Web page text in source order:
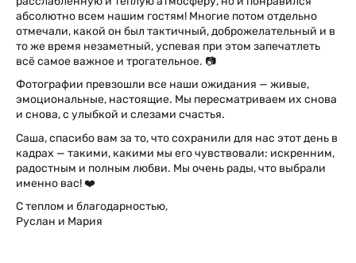
абсолютно всем нашим гостям! Многие потом отдельно
отмечали, какой он был тактичный, доброжелательный и в
то же время незаметный, успевая при этом запечатлеть
всё самое важное и трогательное. 📷
Фотографии превзошли все наши ожидания — живые,
эмоциональные, настоящие. Мы пересматриваем их снова
и снова, с улыбкой и слезами счастья.
Саша, спасибо вам за то, что сохранили для нас этот день в
кадрах — такими, какими мы его чувствовали: искренним,
радостным и полным любви. Мы очень рады, что выбрали
именно вас! ❤️
С теплом и благодарностью,
Руслан и Мария